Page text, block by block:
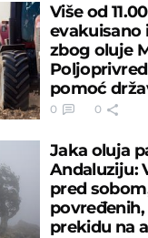
Više od
evakuisano
zbog oluje
pomoć
0 0
Jaka oluja
Andaluziju:
pred
prekidu na